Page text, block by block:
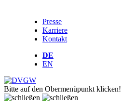
Presse
Karriere
Kontakt
DE
EN
Bitte auf den Obermenüpunkt klicken!